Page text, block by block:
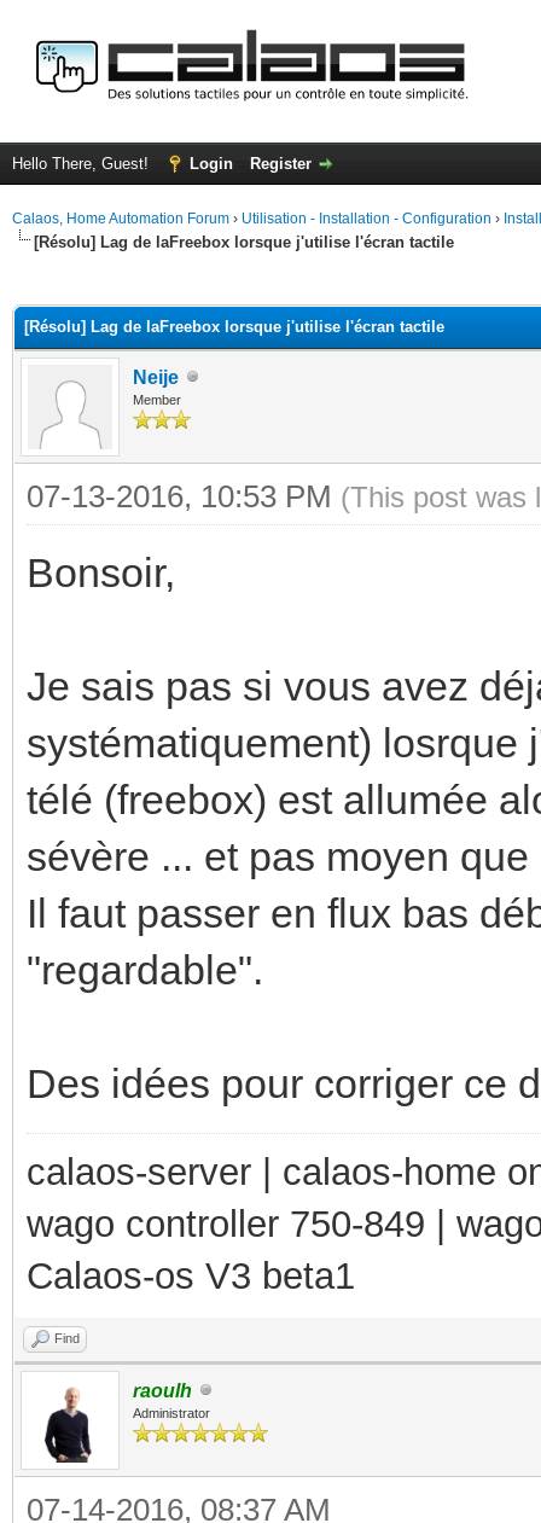
Hello There, Guest! Login Register
Calaos, Home Automation Forum › Utilisation - Installation - Configuration ›
[Résolu] Lag de laFreebox lorsque j'utilise l'écran tactile
[Résolu] Lag de laFreebox lorsque j'utilise l'écran tactile
Neije
Member
07-13-2016, 10:53 PM (This post was
Bonsoir,
Je sais pas si vous avez
systématiquement) losrque
télé (freebox) est allumée
sévère ... et pas moyen
Il faut passer en flux bas
"regardable".
Des idées pour corriger ce
calaos-server | calaos-home
wago controller 750-849 |
Calaos-os V3 beta1
Find
raoulh
Administrator
07-14-2016, 08:37 AM